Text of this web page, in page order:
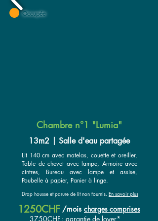
Occupée
Chambre n°1 "Lumia"
13m2 | Salle d'eau partagée
Lit 140 cm avec matelas, couette et oreiller,
Table de chevet avec lampe, Armoire avec
cintres, Bureau avec lampe et assise,
Poubelle à papier, Panier à linge.
Drap housse et parure de lit non fournis. En savoir plus
1250CHF /mois charges comprises
3750CHF : garantie de loyer*